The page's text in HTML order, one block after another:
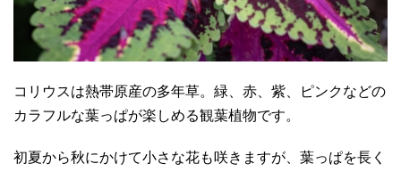
コリウスは熱帯原産の多年草。緑、赤、紫、ピンクなどの
カラフルな葉っぱが楽しめる観葉植物です。
初夏から秋にかけて小さな花も咲きますが、葉っぱを長く